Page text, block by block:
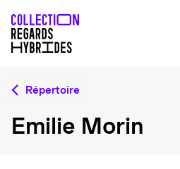
Répertoire
Emilie Morin